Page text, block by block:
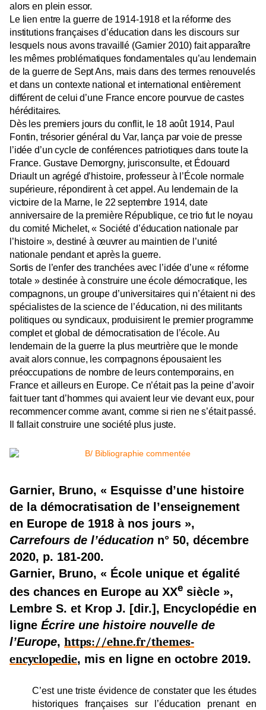
alors en plein essor.
Le lien entre la guerre de 1914-1918 et la réforme des
institutions françaises d’éducation dans les discours sur
lesquels nous avons travaillé (Garnier 2010) fait apparaître
les mêmes problématiques fondamentales qu’au lendemain
de la guerre de Sept Ans, mais dans des termes renouvelés
et dans un contexte national et international entièrement
différent de celui d’une France encore pourvue de castes
héréditaires.
Dès les premiers jours du conflit, le 18 août 1914, Paul
Fontin, trésorier général du Var, lança par voie de presse
l’idée d’un cycle de conférences patriotiques dans toute la
France. Gustave Demorgny, jurisconsulte, et Édouard
Driault un agrégé d’histoire, professeur à l’École normale
supérieure, répondirent à cet appel. Au lendemain de la
victoire de la Marne, le 22 septembre 1914, date
anniversaire de la première République, ce trio fut le noyau
du comité Michelet, « Société d’éducation nationale par
l’histoire », destiné à œuvrer au maintien de l’unité
nationale pendant et après la guerre.
Sortis de l’enfer des tranchées avec l’idée d’une « réforme
totale » destinée à construire une école démocratique, les
compagnons, un groupe d’universitaires qui n’étaient ni des
spécialistes de la science de l’éducation, ni des militants
politiques ou syndicaux, produisirent le premier programme
complet et global de démocratisation de l’école. Au
lendemain de la guerre la plus meurtrière que le monde
avait alors connue, les compagnons épousaient les
préoccupations de nombre de leurs contemporains, en
France et ailleurs en Europe. Ce n’était pas la peine d’avoir
fait tuer tant d’hommes qui avaient leur vie devant eux, pour
recommencer comme avant, comme si rien ne s’était passé.
Il fallait construire une société plus juste.
Garnier, Bruno, « Esquisse d’une histoire
de la démocratisation de l’enseignement
en Europe de 1918 à nos jours »,
Carrefours de l’éducation n° 50, décembre
2020, p. 181-200.
Garnier, Bruno, « École unique et égalité
des chances en Europe au XXe siècle »,
Lembre S. et Krop J. [dir.], Encyclopédie en
ligne Écrire une histoire nouvelle de
l’Europe, https://ehne.fr/themes-
encyclopedie, mis en ligne en octobre 2019.
C’est une triste évidence de constater que les études
historiques françaises sur l’éducation prenant en